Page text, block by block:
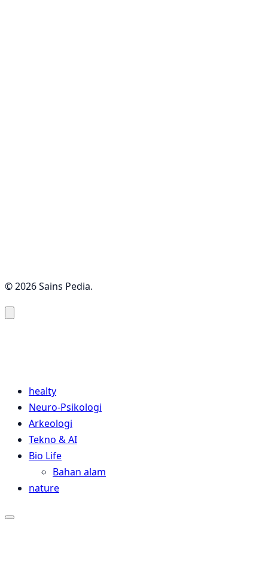
© 2026 Sains Pedia.
healty
Neuro-Psikologi
Arkeologi
Tekno & AI
Bio Life
Bahan alam
nature
Close